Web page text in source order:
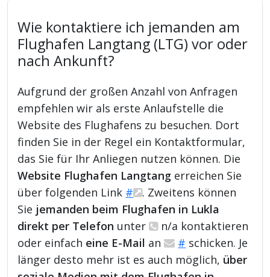
Wie kontaktiere ich jemanden am
Flughafen Langtang (LTG) vor oder
nach Ankunft?
Aufgrund der großen Anzahl von Anfragen
empfehlen wir als erste Anlaufstelle die
Website des Flughafens zu besuchen. Dort
finden Sie in der Regel ein Kontaktformular,
das Sie für Ihr Anliegen nutzen können. Die
Website Flughafen Langtang erreichen Sie
über folgenden Link #
. Zweitens können
Sie jemanden beim Flughafen in Lukla
direkt per Telefon unter
n/a kontaktieren
oder einfach eine E-Mail an # schicken. Je
länger desto mehr ist es auch möglich, über